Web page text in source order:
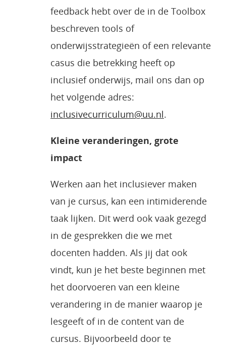
feedback hebt over de in de Toolbox
beschreven tools of
onderwijsstrategieën of een relevante
casus die betrekking heeft op
inclusief onderwijs, mail ons dan op
het volgende adres:
inclusivecurriculum@uu.nl.
Kleine veranderingen, grote
impact
Werken aan het inclusiever maken
van je cursus, kan een intimiderende
taak lijken. Dit werd ook vaak gezegd
in de gesprekken die we met
docenten hadden. Als jij dat ook
vindt, kun je het beste beginnen met
het doorvoeren van een kleine
verandering in de manier waarop je
lesgeeft of in de content van de
cursus. Bijvoorbeeld door te